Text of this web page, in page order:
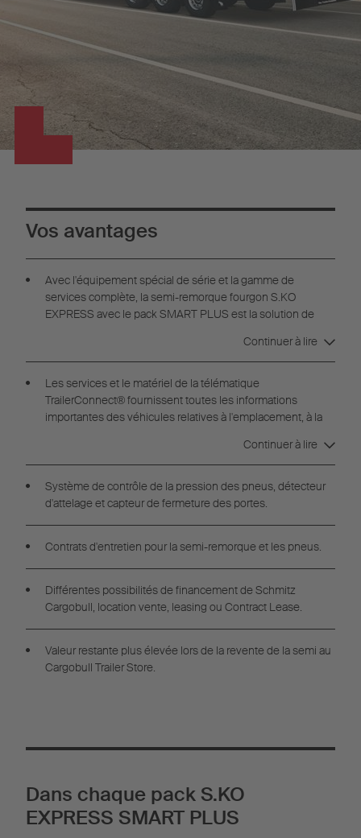
Vos avantages
Avec l'équipement spécial de série et la gamme de
services complète, la semi-remorque fourgon S.KO
EXPRESS avec le pack SMART PLUS est la solution de
Continuer à lire
Les services et le matériel de la télématique
TrailerConnect® fournissent toutes les informations
importantes des véhicules relatives à l'emplacement, à la
Continuer à lire
Système de contrôle de la pression des pneus, détecteur
d'attelage et capteur de fermeture des portes.
Contrats d'entretien pour la semi-remorque et les pneus.
Différentes possibilités de financement de Schmitz
Cargobull, location vente, leasing ou Contract Lease.
Valeur restante plus élevée lors de la revente de la semi au
Cargobull Trailer Store.
Dans chaque pack S.KO
EXPRESS SMART PLUS